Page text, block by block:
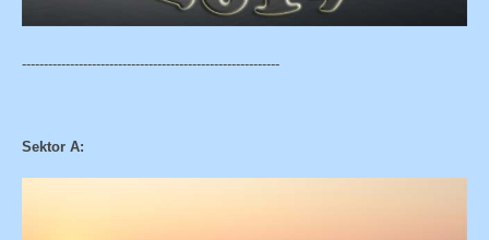
-----------------------------------------------------------
Sektor A: